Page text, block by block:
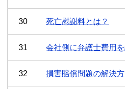
30 死亡慰謝料とは？
31 会社側に弁護士費用
32 損害賠償問題の解決方